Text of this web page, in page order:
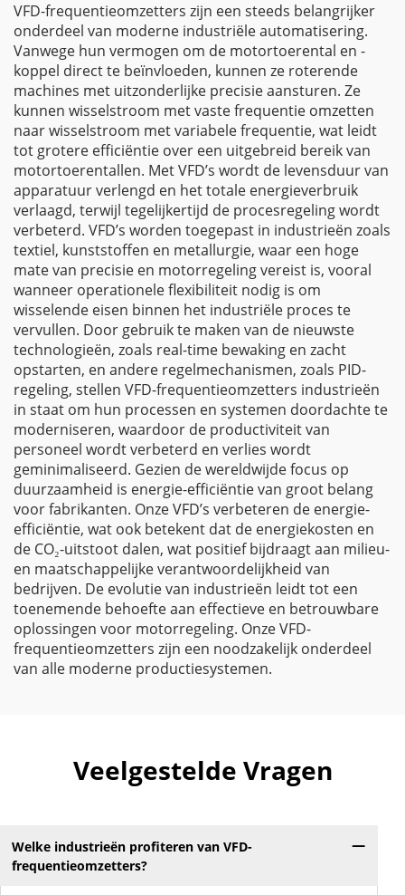
VFD-frequentieomzetters zijn een steeds belangrijker
onderdeel van moderne industriële automatisering.
Vanwege hun vermogen om de motortoerental en -
koppel direct te beïnvloeden, kunnen ze roterende
machines met uitzonderlijke precisie aansturen. Ze
kunnen wisselstroom met vaste frequentie omzetten
naar wisselstroom met variabele frequentie, wat leidt
tot grotere efficiëntie over een uitgebreid bereik van
motortoerentallen. Met VFD’s wordt de levensduur van
apparatuur verlengd en het totale energieverbruik
verlaagd, terwijl tegelijkertijd de procesregeling wordt
verbeterd. VFD’s worden toegepast in industrieën zoals
textiel, kunststoffen en metallurgie, waar een hoge
mate van precisie en motorregeling vereist is, vooral
wanneer operationele flexibiliteit nodig is om
wisselende eisen binnen het industriële proces te
vervullen. Door gebruik te maken van de nieuwste
technologieën, zoals real-time bewaking en zacht
opstarten, en andere regelmechanismen, zoals PID-
regeling, stellen VFD-frequentieomzetters industrieën
in staat om hun processen en systemen doordachte te
moderniseren, waardoor de productiviteit van
personeel wordt verbeterd en verlies wordt
geminimaliseerd. Gezien de wereldwijde focus op
duurzaamheid is energie-efficiëntie van groot belang
voor fabrikanten. Onze VFD’s verbeteren de energie-
efficiëntie, wat ook betekent dat de energiekosten en
de CO₂-uitstoot dalen, wat positief bijdraagt aan milieu-
en maatschappelijke verantwoordelijkheid van
bedrijven. De evolutie van industrieën leidt tot een
toenemende behoefte aan effectieve en betrouwbare
oplossingen voor motorregeling. Onze VFD-
frequentieomzetters zijn een noodzakelijk onderdeel
van alle moderne productiesystemen.
Veelgestelde Vragen
Welke industrieën profiteren van VFD-
frequentieomzetters?